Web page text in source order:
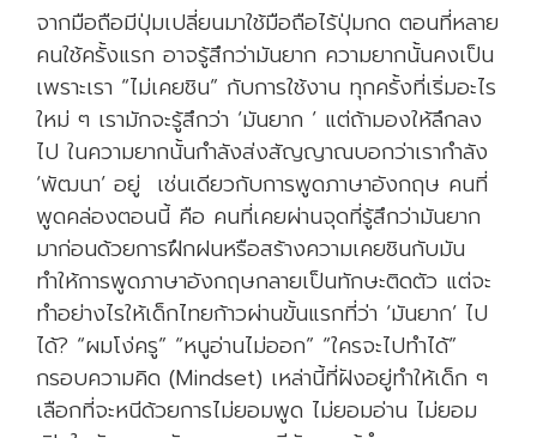
จากมือถือมีปุ่มเปลี่ยนมาใช้มือถือไร้ปุ่มกด ตอนที่หลาย
คนใช้ครั้งแรก อาจรู้สึกว่ามันยาก ความยากนั้นคงเป็น
เพราะเรา “ไม่เคยชิน” กับการใช้งาน ทุกครั้งที่เริ่มอะไร
ใหม่ ๆ เรามักจะรู้สึกว่า ‘มันยาก ’ แต่ถ้ามองให้ลึกลง
ไป ในความยากนั้นกำลังส่งสัญญาณบอกว่าเรากำลัง
‘พัฒนา’ อยู่ เช่นเดียวกับการพูดภาษาอังกฤษ คนที่
พูดคล่องตอนนี้ คือ คนที่เคยผ่านจุดที่รู้สึกว่ามันยาก
มาก่อนด้วยการฝึกฝนหรือสร้างความเคยชินกับมัน
ทำให้การพูดภาษาอังกฤษกลายเป็นทักษะติดตัว แต่จะ
ทำอย่างไรให้เด็กไทยก้าวผ่านขั้นแรกที่ว่า ‘มันยาก’ ไป
ได้? “ผมโง่ครู” “หนูอ่านไม่ออก” “ใครจะไปทำได้”
กรอบความคิด (Mindset) เหล่านี้ที่ฝังอยู่ทำให้เด็ก ๆ
เลือกที่จะหนีด้วยการไม่ยอมพูด ไม่ยอมอ่าน ไม่ยอม